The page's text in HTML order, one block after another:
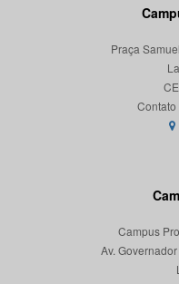
Praça
Campus
Av.